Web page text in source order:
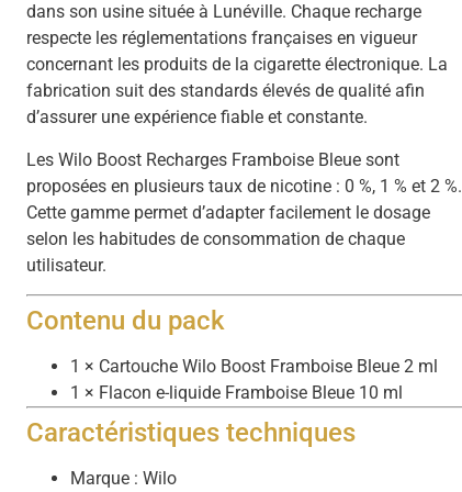
dans son usine située à Lunéville. Chaque recharge
respecte les réglementations françaises en vigueur
concernant les produits de la cigarette électronique. La
fabrication suit des standards élevés de qualité afin
d’assurer une expérience fiable et constante.
Les Wilo Boost Recharges Framboise Bleue sont
proposées en plusieurs taux de nicotine : 0 %, 1 % et 2 %.
Cette gamme permet d’adapter facilement le dosage
selon les habitudes de consommation de chaque
utilisateur.
Contenu du pack
1 × Cartouche Wilo Boost Framboise Bleue 2 ml
1 × Flacon e-liquide Framboise Bleue 10 ml
Caractéristiques techniques
Marque : Wilo